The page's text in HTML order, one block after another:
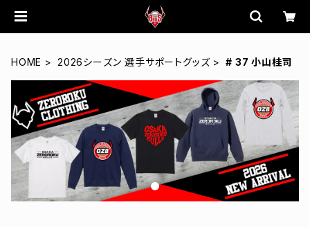
HOME 2026シーズン 選手サポートグッズ # 37 小山桂司